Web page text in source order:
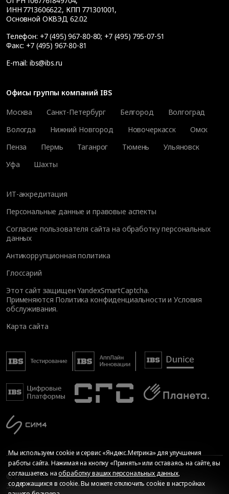
ИНН 7713606622, КПП 771301001,
Основной ОКВЭД 62.02
Телефон: +7 (495) 967-80-80; +7 (495) 795-07-51
Факс: +7 (495) 967-80-81
E-mail: ibs@ibs.ru
Офисы группы компаний IBS
Москва
Санкт-Петербург Белгород
Волгоград
Вологда
Нижний Новгород Новочеркасск
Омск
Пенза
Пермь Таганрог Тюмень
Ульяновск
Уфа
Шахты
ИТ-аккредитация
Персональные данные и правовые аспекты
Согласие пользователя сайта на обработку персональных
данных
Антикоррупционная политика
Глоссарий
Этот сайт защищен YandexSmartCaptcha.
Применяются Политика конфиденциальности иУсловия
обслуживания.
Карта сайта
© Общество с ограниченной ответственностью «ИБС
Экспертиза», 2026. Все права защищены
Мы используем cookie и сервис «Яндекс.Метрика» для улучшения
работы сайта. Нажимая на кнопку «Принять» или оставаясь на сайте, вы
соглашаетесь наобработку ваших персональных данных,
содержащихся в cookie. Вы можете отключить cookie в настройках